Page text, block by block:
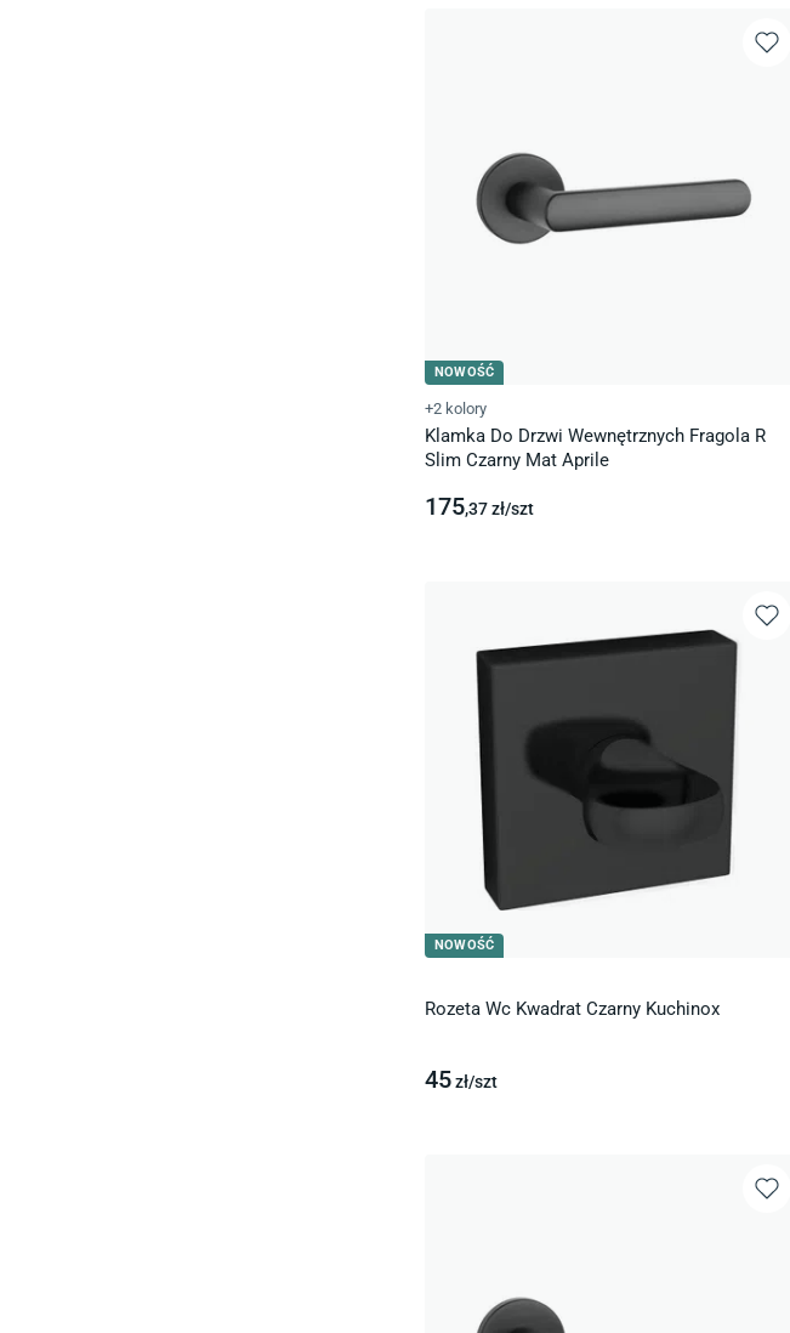
NOWOŚĆ
+2 kolory
Klamka Do Drzwi Wewnętrznych Fragola R
Slim Czarny Mat Aprile
175,37zł/szt
NOWOŚĆ
Rozeta Wc Kwadrat Czarny Kuchinox
45zł/szt